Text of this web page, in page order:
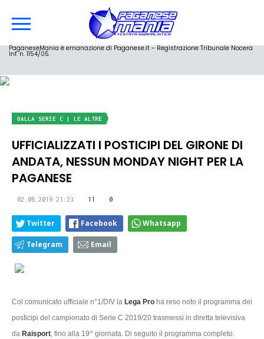
PaganeseMania è emanazione di Paganese.it - Registrazione Tribunale Nocera
Inf. n. 1154/05.
DALLA SERIE C | LE ALTRE
UFFICIALIZZATI I POSTICIPI DEL GIRONE DI
ANDATA, NESSUN MONDAY NIGHT PER LA
PAGANESE
02.08.2019 21:23 11 0
Twitter Facebook Whatsapp
Telegram Email
Col comunicato ufficiale n°1/DIV la Lega Pro ha reso noto il programma dei
posticipi del campionato di Serie C 2019/20 trasmessi in diretta televisiva
da Raisport, fino alla 19^ giornata. Di seguito il programma completo.